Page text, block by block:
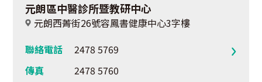
元朗區中醫診所暨教研中心
元朗西菁街26號容鳳書健康中心3字樓
聯絡電話
2478 5769
傳真
2478 5760